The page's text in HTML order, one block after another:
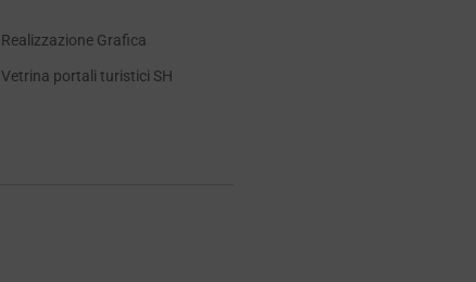
Realizzazione Grafica
Vetrina portali turistici SH